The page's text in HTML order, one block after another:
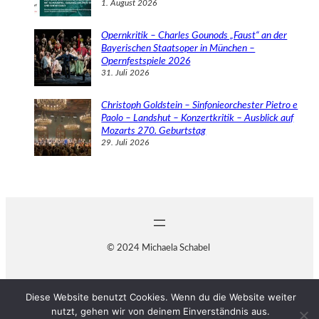
1. August 2026
Opernkritik – Charles Gounods „Faust“ an der
Bayerischen Staatsoper in München –
Opernfestspiele 2026
31. Juli 2026
Christoph Goldstein – Sinfonieorchester Pietro e
Paolo – Landshut – Konzertkritik – Ausblick auf
Mozarts 270. Geburtstag
29. Juli 2026
© 2024 Michaela Schabel
Diese Website benutzt Cookies. Wenn du die Website weiter
nutzt, gehen wir von deinem Einverständnis aus.